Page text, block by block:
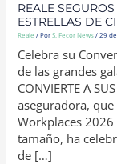
REALE
ESTRELLAS DE
Reale / PorS. Fecor News/29
Celebra su
de las grandes
CONVIERTE A
aseguradora,
Workplaces
tamaño, ha
de […]